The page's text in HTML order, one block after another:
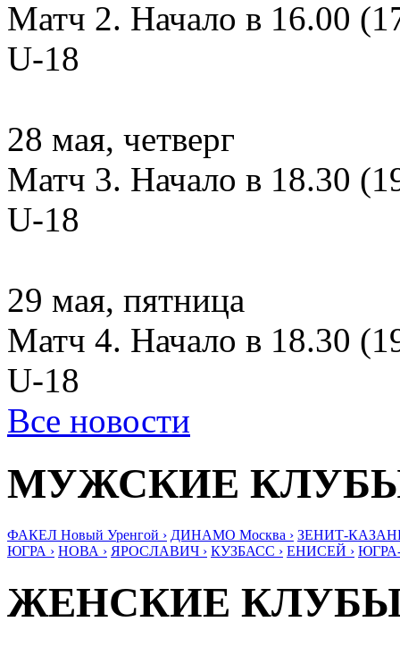
Матч 2. Начало в 16.00
U-18
28 мая, четверг
Матч 3. Начало в 18.30
U-18
29 мая, пятница
Матч 4. Начало в 18.30
U-18
Все новости
МУЖСКИЕ
ФАКЕЛ Новый Уренгой › ДИНАМО Москва › ЗЕНИТ-
ЮГРА › НОВА › ЯРОСЛАВИЧ › КУЗБАСС › ЕНИСЕЙ ›
ЖЕНСКИЕ